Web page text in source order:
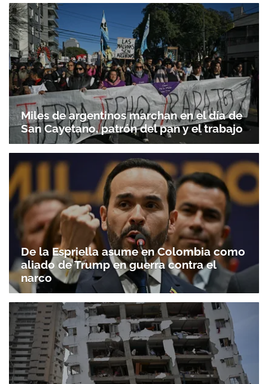
Miles de argentinos marchan en el día de
San Cayetano, patrón del pan y el trabajo
De la Espriella asume en Colombia como
aliado de Trump en guerra contra el
narco